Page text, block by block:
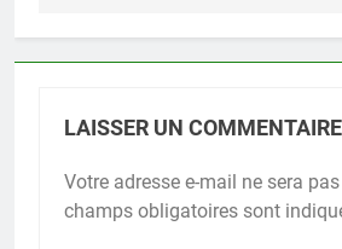
LAISSER UN COMMENTAIRE
Votre adresse e-mail ne sera
champs obligatoires sont